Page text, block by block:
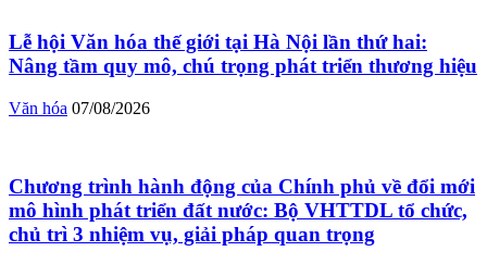
Lễ hội Văn hóa thế giới tại Hà Nội lần thứ hai:
Nâng tầm quy mô, chú trọng phát triển thương hiệu
Văn hóa 07/08/2026
Chương trình hành động của Chính phủ về đổi mới
mô hình phát triển đất nước: Bộ VHTTDL tổ chức,
chủ trì 3 nhiệm vụ, giải pháp quan trọng